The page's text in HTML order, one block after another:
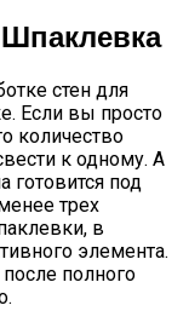
стен для
Если вы просто
количество
к одному. А
готовится под
трех
в
элемента.
полного